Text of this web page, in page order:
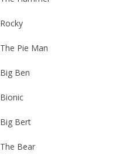
Rocky
The Pie Man
Big Ben
Bionic
Big Bert
The Bear